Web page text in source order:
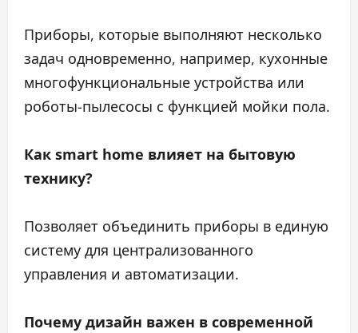
Приборы, которые выполняют несколько
задач одновременно, например, кухонные
многофункциональные устройства или
роботы-пылесосы с функцией мойки пола.
Как smart home влияет на бытовую
технику?
Позволяет объединить приборы в единую
систему для централизованного
управления и автоматизации.
Почему дизайн важен в современной